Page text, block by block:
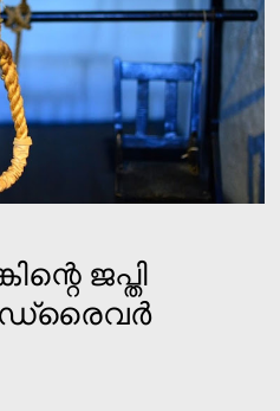
ജപ്തി
ഡ്രൈവർ